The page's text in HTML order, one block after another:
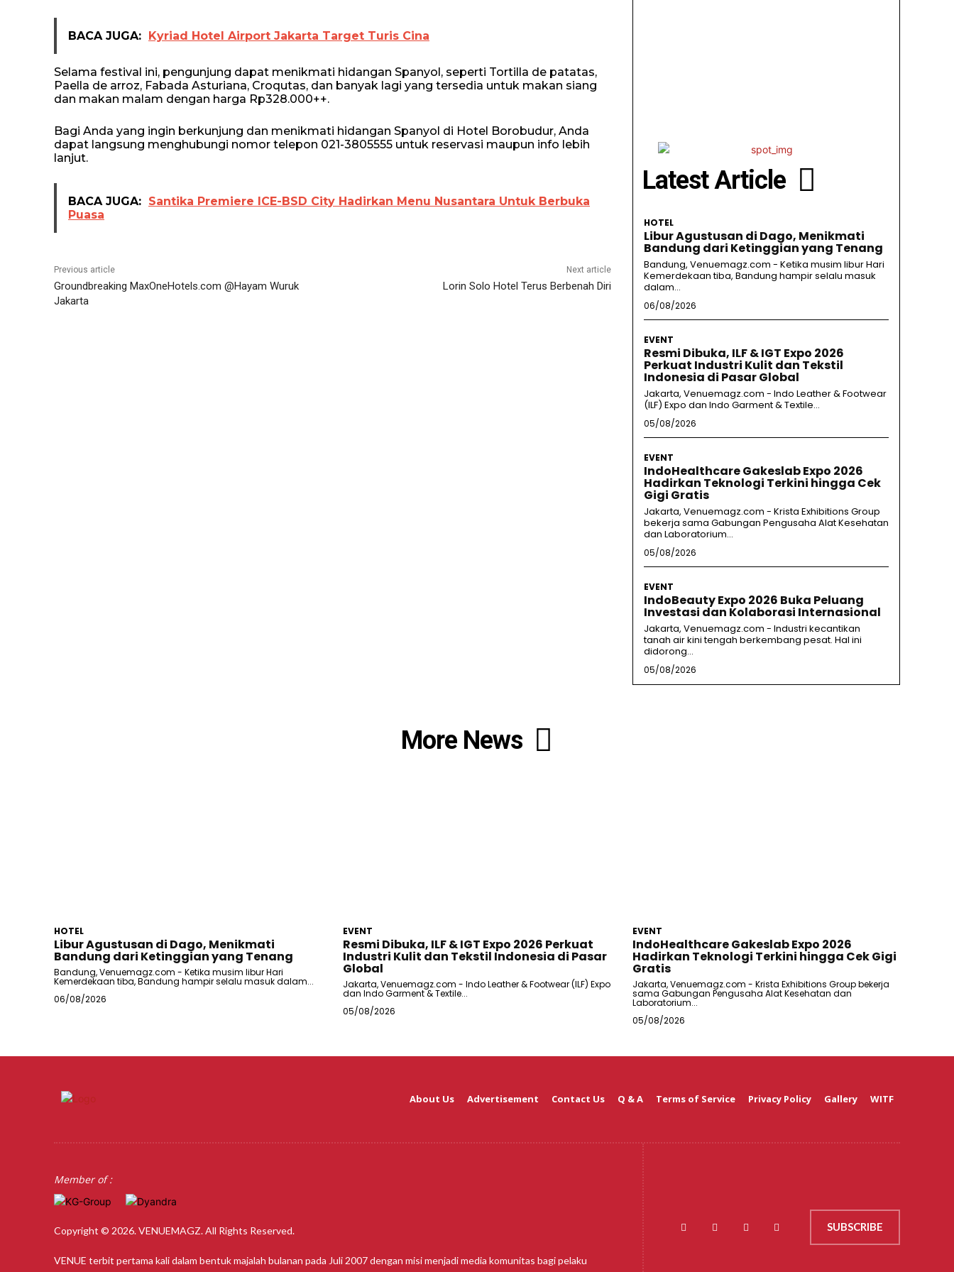
BACA JUGA: Kyriad Hotel Airport Jakarta Target Turis Cina
Selama festival ini, pengunjung dapat menikmati hidangan Spanyol, seperti Tortilla de patatas,
Paella de arroz, Fabada Asturiana, Croqutas, dan banyak lagi yang tersedia untuk makan siang
dan makan malam dengan harga Rp328.000++.
Bagi Anda yang ingin berkunjung dan menikmati hidangan Spanyol di Hotel Borobudur, Anda
dapat langsung menghubungi nomor telepon 021-3805555 untuk reservasi maupun info lebih
lanjut.
BACA JUGA: Santika Premiere ICE-BSD City Hadirkan Menu Nusantara Untuk Berbuka
Puasa
Previous article
Groundbreaking MaxOneHotels.com @Hayam Wuruk
Jakarta
Next article
Lorin Solo Hotel Terus Berbenah Diri
Latest Article
HOTEL
Libur Agustusan di Dago, Menikmati
Bandung dari Ketinggian yang Tenang
Bandung, Venuemagz.com - Ketika musim libur Hari
Kemerdekaan tiba, Bandung hampir selalu masuk
dalam...
06/08/2026
EVENT
Resmi Dibuka, ILF & IGT Expo 2026
Perkuat Industri Kulit dan Tekstil
Indonesia di Pasar Global
Jakarta, Venuemagz.com - Indo Leather & Footwear
(ILF) Expo dan Indo Garment & Textile...
05/08/2026
EVENT
IndoHealthcare Gakeslab Expo 2026
Hadirkan Teknologi Terkini hingga Cek
Gigi Gratis
Jakarta, Venuemagz.com - Krista Exhibitions Group
bekerja sama Gabungan Pengusaha Alat Kesehatan
dan Laboratorium...
05/08/2026
EVENT
IndoBeauty Expo 2026 Buka Peluang
Investasi dan Kolaborasi Internasional
Jakarta, Venuemagz.com - Industri kecantikan
tanah air kini tengah berkembang pesat. Hal ini
didorong...
05/08/2026
More News
HOTEL
Libur Agustusan di Dago, Menikmati
Bandung dari Ketinggian yang Tenang
Bandung, Venuemagz.com - Ketika musim libur Hari
Kemerdekaan tiba, Bandung hampir selalu masuk dalam...
06/08/2026
EVENT
Resmi Dibuka, ILF & IGT Expo 2026 Perkuat
Industri Kulit dan Tekstil Indonesia di Pasar
Global
Jakarta, Venuemagz.com - Indo Leather & Footwear (ILF) Expo
dan Indo Garment & Textile...
05/08/2026
EVENT
IndoHealthcare Gakeslab Expo 2026
Hadirkan Teknologi Terkini hingga Cek Gigi
Gratis
Jakarta, Venuemagz.com - Krista Exhibitions Group bekerja
sama Gabungan Pengusaha Alat Kesehatan dan
Laboratorium...
05/08/2026
About Us Advertisement Contact Us Q & A Terms of Service Privacy Policy Gallery WITF
Member of :
Copyright © 2026. VENUEMAGZ. All Rights Reserved.
VENUE terbit pertama kali dalam bentuk majalah bulanan pada Juli 2007 dengan misi menjadi media komunitas bagi pelaku
SUBSCRIBE